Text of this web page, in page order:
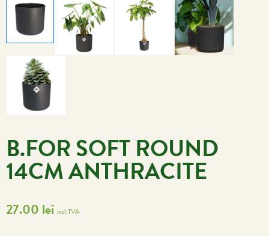
B.FOR SOFT ROUND
14CM ANTHRACITE
27.00 lei incl. TVA